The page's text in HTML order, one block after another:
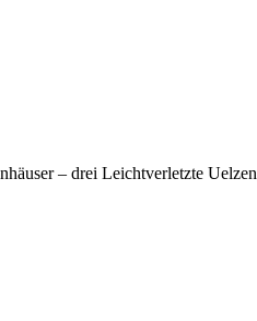
– drei Leichtverletzte